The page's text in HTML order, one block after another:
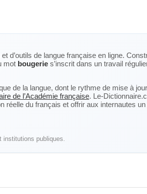
d’outils de langue française en ligne.
mot bougerie s’inscrit dans un travail
de la langue, dont le rythme de mise à
de l’Académie française. Le-
réelle du français et offrir aux internautes un
institutions publiques.